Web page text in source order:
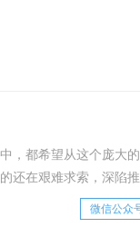
自学成为引流高手呢
有人问百度贴吧现在
，都希望从这个庞大
还在艰难求索，深陷
广方式，下面我们一
微信公众